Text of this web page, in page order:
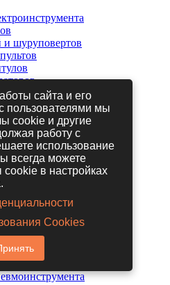
и шуруповертов
пил
фенов
машин
лобзиков
ножниц
пил
рубанков
пневматические
пневматические
сайта и его
пользователями мы
cookie и другие
работу с
использование
всегда можете
в настройках
Cookies